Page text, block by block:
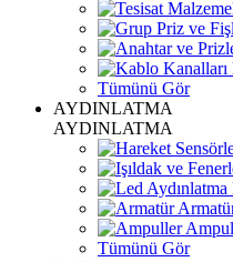
Tümünü Gör
AYDINLATMA
AYDINLATMA
Tümünü Gör